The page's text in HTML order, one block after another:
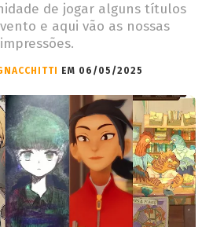
de jogar alguns títulos
e aqui vão as nossas
impressões.
EM 06/05/2025